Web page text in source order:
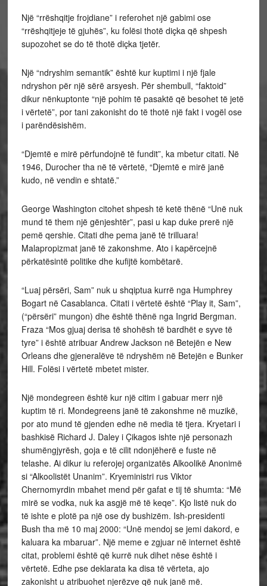
Një “rrëshqitje frojdiane” i referohet një gabimi ose
“rrëshqitjeje të gjuhës”, ku folësi thotë diçka që shpesh
supozohet se do të thotë diçka tjetër.
Një “ndryshim semantik” është kur kuptimi i një fjale
ndryshon për një sërë arsyesh. Për shembull, “faktoid”
dikur nënkuptonte “një pohim të pasaktë që besohet të jetë
i vërtetë”, por tani zakonisht do të thotë një fakt i vogël ose
i parëndësishëm.
“Djemtë e mirë përfundojnë të fundit”, ka mbetur citati. Në
1946, Durocher tha në të vërtetë, “Djemtë e mirë janë
kudo, në vendin e shtatë.”
George Washington citohet shpesh të ketë thënë “Unë nuk
mund të them një gënjeshtër”, pasi u kap duke prerë një
pemë qershie. Citati dhe pema janë të trilluara!
Malapropizmat janë të zakonshme. Ato i kapërcejnë
përkatësintë politike dhe kufijtë kombëtarë.
“Luaj përsëri, Sam” nuk u shqiptua kurrë nga Humphrey
Bogart në Casablanca. Citati i vërtetë është “Play it, Sam”,
(“përsëri” mungon) dhe është thënë nga Ingrid Bergman.
Fraza “Mos gjuaj derisa të shohësh të bardhët e syve të
tyre” i është atribuar Andrew Jackson në Betejën e New
Orleans dhe gjeneralëve të ndryshëm në Betejën e Bunker
Hill. Folësi i vërtetë mbetet mister.
Një mondegreen është kur një citim i gabuar merr një
kuptim të ri. Mondegreens janë të zakonshme në muzikë,
por ato mund të gjenden edhe në media të tjera. Kryetari i
bashkisë Richard J. Daley i Çikagos ishte një personazh
shumëngjyrësh, goja e të cilit ndonjëherë e fuste në
telashe. Ai dikur iu referojej organizatës Alkoolikë Anonimë
si “Alkoolistët Unanim”. Kryeministri rus Viktor
Chernomyrdin mbahet mend për gafat e tij të shumta: “Më
mirë se vodka, nuk ka asgjë më të keqe”. Kjo listë nuk do
të ishte e plotë pa një ose dy bushizëm. Ish-presidenti
Bush tha më 10 maj 2000: “Unë mendoj se jemi dakord, e
kaluara ka mbaruar”. Një meme e zgjuar në internet është
citat, problemi është që kurrë nuk dihet nëse është i
vërtetë. Edhe pse deklarata ka disa të vërteta, ajo
zakonisht u atribuohet njerëzve që nuk janë më.